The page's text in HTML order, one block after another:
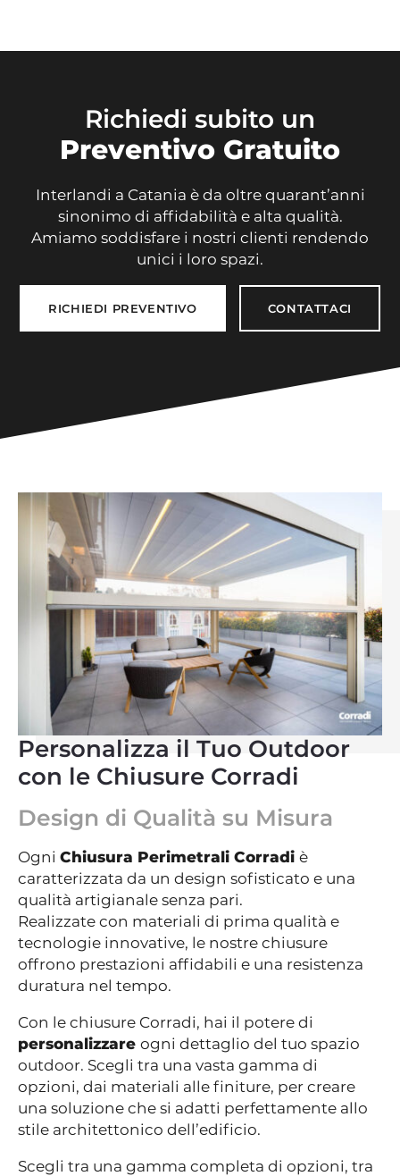
Richiedi subito un
Preventivo Gratuito
Interlandi a Catania è da oltre quarant’anni
sinonimo di affidabilità e alta qualità.
Amiamo soddisfare i nostri clienti rendendo
unici i loro spazi.
RICHIEDI PREVENTIVO CONTATTACI
Personalizza il Tuo Outdoor
con le Chiusure Corradi
Design di Qualità su Misura
Ogni Chiusura Perimetrali Corradi è
caratterizzata da un design sofisticato e una
qualità artigianale senza pari.
Realizzate con materiali di prima qualità e
tecnologie innovative, le nostre chiusure
offrono prestazioni affidabili e una resistenza
duratura nel tempo.
Con le chiusure Corradi, hai il potere di
personalizzare ogni dettaglio del tuo spazio
outdoor. Scegli tra una vasta gamma di
opzioni, dai materiali alle finiture, per creare
una soluzione che si adatti perfettamente allo
stile architettonico dell’edificio.
Scegli tra una gamma completa di opzioni, tra